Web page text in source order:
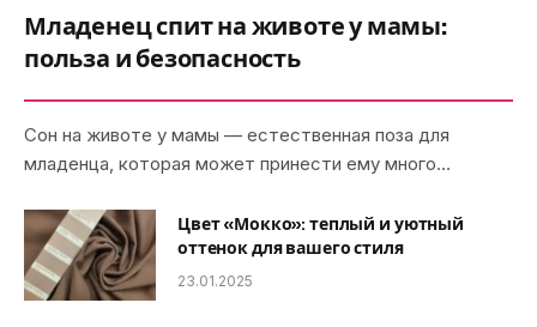
Младенец спит на животе у мамы:
польза и безопасность
Сон на животе у мамы — естественная поза для
младенца, которая может принести ему много…
Цвет «Мокко»: теплый и уютный
оттенок для вашего стиля
23.01.2025